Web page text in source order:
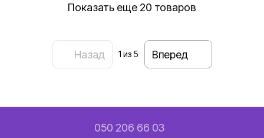
Показать еще 20 товаров
Назад 1 из 5 Вперед
050 206 66 03